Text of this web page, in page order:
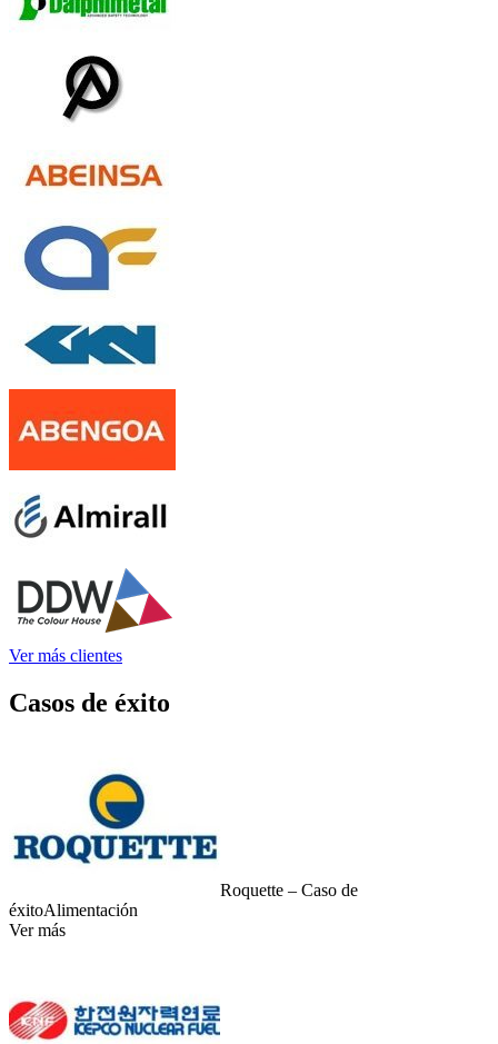
Ver más clientes
Casos de éxito
Roquette – Caso de
éxitoAlimentación
Ver más